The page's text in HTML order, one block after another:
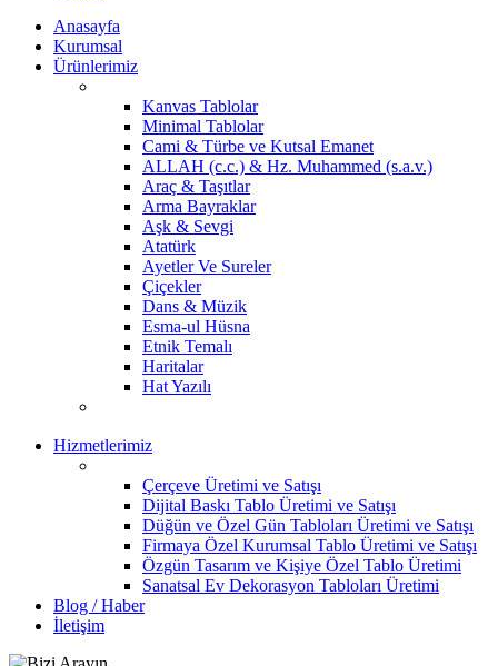
Anasayfa
Kurumsal
Ürünlerimiz
Kanvas Tablolar
Minimal Tablolar
Cami & Türbe ve Kutsal Emanet
ALLAH (c.c.) & Hz. Muhammed (s.a.v.)
Araç & Taşıtlar
Arma Bayraklar
Aşk & Sevgi
Atatürk
Ayetler Ve Sureler
Çiçekler
Dans & Müzik
Esma-ul Hüsna
Etnik Temalı
Haritalar
Hat Yazılı
Hizmetlerimiz
Çerçeve Üretimi ve Satışı
Dijital Baskı Tablo Üretimi ve Satışı
Düğün ve Özel Gün Tabloları Üretimi ve Satışı
Firmaya Özel Kurumsal Tablo Üretimi ve Satışı
Özgün Tasarım ve Kişiye Özel Tablo Üretimi
Sanatsal Ev Dekorasyon Tabloları Üretimi
Blog / Haber
İletişim